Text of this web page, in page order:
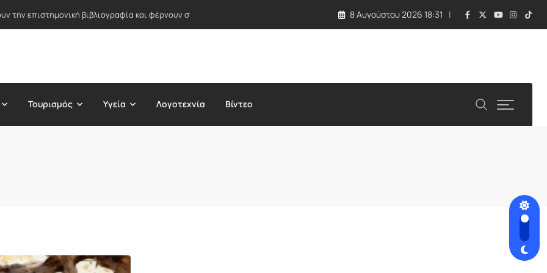
την επιστημονική βιβλιογραφία και φέρνουν στο φως λάθη δεκαετιών 8 Αυγούστου 2026 18:31
Τουρισμός Υγεία Λογοτεχνία Βίντεο